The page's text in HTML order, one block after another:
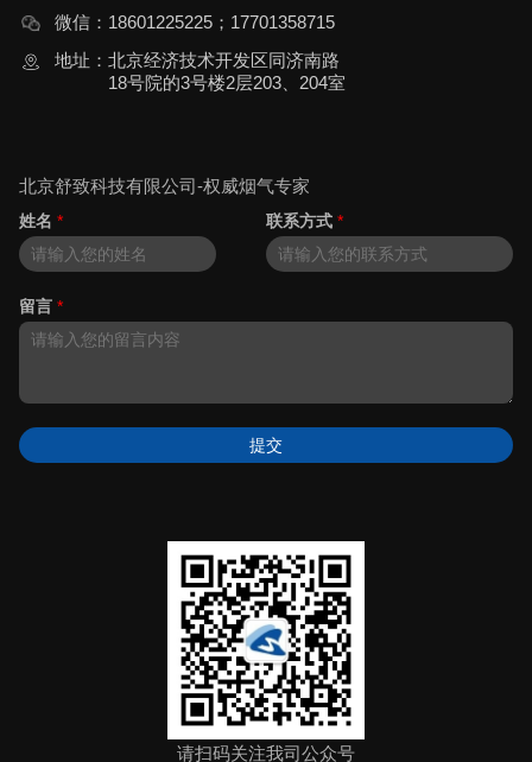
微信： 18601225225；17701358715
地址： 北京经济技术开发区同济南路
18号院的3号楼2层203、204室
北京舒致科技有限公司-权威烟气专家
姓名 * 联系方式 *
留言 *
提交
请扫码关注我司公众号